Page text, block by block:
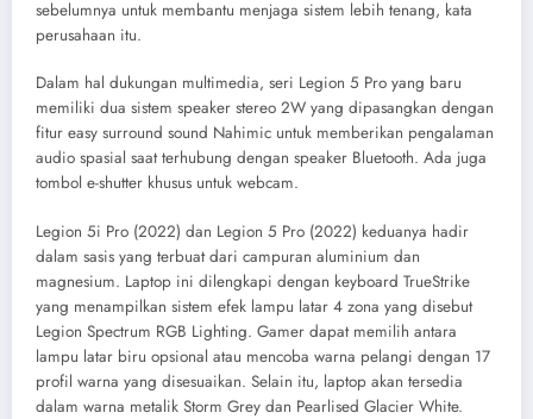
sebelumnya untuk membantu menjaga sistem lebih tenang, kata
perusahaan itu.
Dalam hal dukungan multimedia, seri Legion 5 Pro yang baru
memiliki dua sistem speaker stereo 2W yang dipasangkan dengan
fitur easy surround sound Nahimic untuk memberikan pengalaman
audio spasial saat terhubung dengan speaker Bluetooth. Ada juga
tombol e-shutter khusus untuk webcam.
Legion 5i Pro (2022) dan Legion 5 Pro (2022) keduanya hadir
dalam sasis yang terbuat dari campuran aluminium dan
magnesium. Laptop ini dilengkapi dengan keyboard TrueStrike
yang menampilkan sistem efek lampu latar 4 zona yang disebut
Legion Spectrum RGB Lighting. Gamer dapat memilih antara
lampu latar biru opsional atau mencoba warna pelangi dengan 17
profil warna yang disesuaikan. Selain itu, laptop akan tersedia
dalam warna metalik Storm Grey dan Pearlised Glacier White.